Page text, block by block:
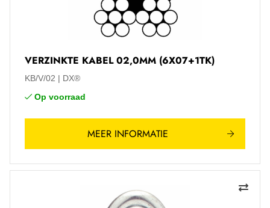
VERZINKTE KABEL 02,0MM (6X07+1TK)
KB/V/02
DX®
Op voorraad
MEER INFORMATIE